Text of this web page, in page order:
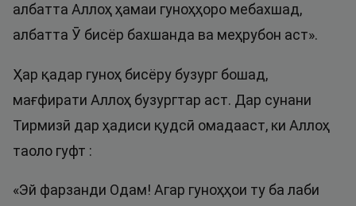
албатта Аллоҳ ҳамаи гуноҳҳоро мебахшад,
албатта Ӯ бисёр бахшанда ва меҳрубон аст».
Ҳар қадар гуноҳ бисёру бузург бошад,
мағфирати Аллоҳ бузургтар аст. Дар сунани
Тирмизӣ дар ҳадиси қудсӣ омадааст, ки Аллоҳ
таоло гуфт :
«Эй фарзанди Одам! Агар гуноҳҳои ту ба лаби